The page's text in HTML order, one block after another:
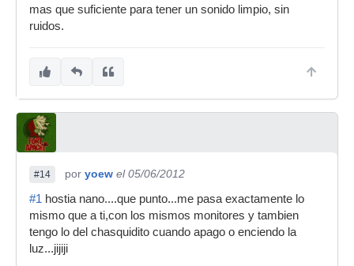
mas que suficiente para tener un sonido limpio, sin
ruidos.
#14 por yoew el 05/06/2012
#1 hostia nano....que punto...me pasa exactamente lo
mismo que a ti,con los mismos monitores y tambien
tengo lo del chasquidito cuando apago o enciendo la
luz...jijiji